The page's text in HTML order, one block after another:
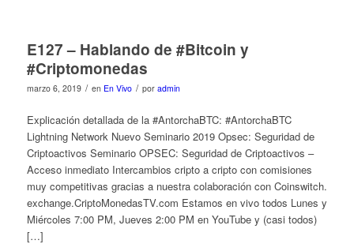
E127 – Hablando de #Bitcoin y
#Criptomonedas
marzo 6, 2019 / en En Vivo / por admin
Explicación detallada de la #AntorchaBTC: #AntorchaBTC
Lightning Network Nuevo Seminario 2019 Opsec: Seguridad de
Criptoactivos Seminario OPSEC: Seguridad de Criptoactivos –
Acceso inmediato Intercambios cripto a cripto con comisiones
muy competitivas gracias a nuestra colaboración con Coinswitch.
exchange.CriptoMonedasTV.com Estamos en vivo todos Lunes y
Miércoles 7:00 PM, Jueves 2:00 PM en YouTube y (casi todos)
[…]